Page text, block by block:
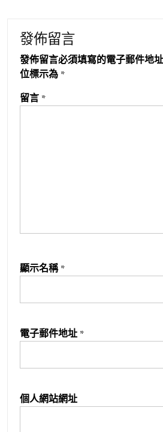
發佈留言
發佈留言必須填寫的電子郵件地
位標示為 *
留言 *
顯示名稱 *
電子郵件地址 *
個人網站網址